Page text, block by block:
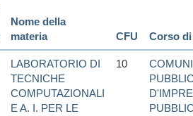
Nome della
materia
CFU Corso
LABORATORIO DI
TECNICHE
COMPUTAZIONALI
E A. I. PER LE
10